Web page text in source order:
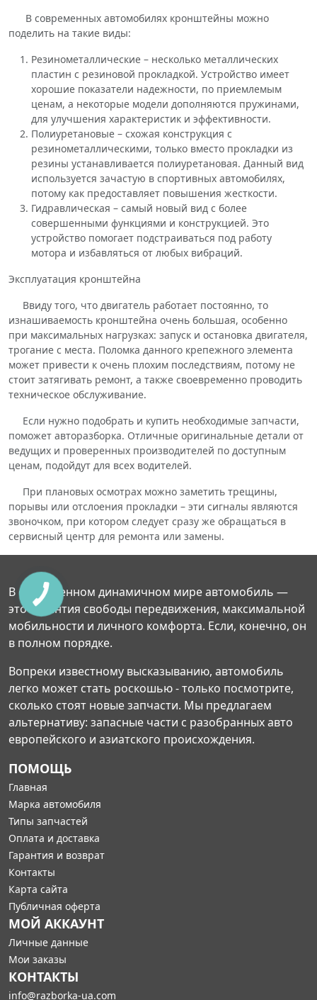
В современных автомобилях кронштейны можно
поделить на такие виды:
Резинометаллические – несколько металлических
пластин с резиновой прокладкой. Устройство имеет
хорошие показатели надежности, по приемлемым
ценам, а некоторые модели дополняются пружинами,
для улучшения характеристик и эффективности.
Полиуретановые – схожая конструкция с
резинометаллическими, только вместо прокладки из
резины устанавливается полиуретановая. Данный вид
используется зачастую в спортивных автомобилях,
потому как предоставляет повышения жесткости.
Гидравлическая – самый новый вид с более
совершенными функциями и конструкцией. Это
устройство помогает подстраиваться под работу
мотора и избавляться от любых вибраций.
Эксплуатация кронштейна
Ввиду того, что двигатель работает постоянно, то
изнашиваемость кронштейна очень большая, особенно
при максимальных нагрузках: запуск и остановка двигателя,
трогание с места. Поломка данного крепежного элемента
может привести к очень плохим последствиям, потому не
стоит затягивать ремонт, а также своевременно проводить
техническое обслуживание.
Если нужно подобрать и купить необходимые запчасти,
поможет авторазборка. Отличные оригинальные детали от
ведущих и проверенных производителей по доступным
ценам, подойдут для всех водителей.
При плановых осмотрах можно заметить трещины,
порывы или отслоения прокладки – эти сигналы являются
звоночком, при котором следует сразу же обращаться в
сервисный центр для ремонта или замены.
В современном динамичном мире автомобиль —
это гарантия свободы передвижения, максимальной
мобильности и личного комфорта. Если, конечно, он
в полном порядке.
Вопреки известному высказыванию, автомобиль
легко может стать роскошью - только посмотрите,
сколько стоят новые запчасти. Мы предлагаем
альтернативу: запасные части с разобранных авто
европейского и азиатского происхождения.
ПОМОЩЬ
Главная
Марка автомобиля
Типы запчастей
Оплата и доставка
Гарантия и возврат
Контакты
Карта сайта
Публичная оферта
МОЙ АККАУНТ
Личные данные
Мои заказы
КОНТАКТЫ
info@razborka-ua.com